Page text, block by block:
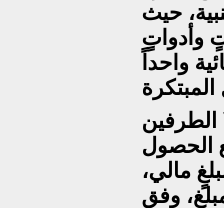
حيث
وأدواتٍ
واحداً
الطرفين
الحصول
مالي،
وفق